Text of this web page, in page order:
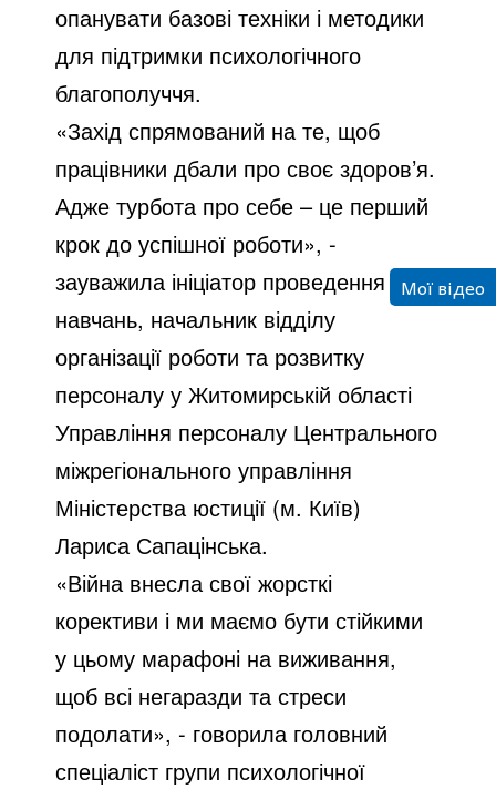
опанувати базові техніки і методики
для підтримки психологічного
благополуччя.
«Захід спрямований на те, щоб
працівники дбали про своє здоров’я.
Адже турбота про себе – це перший
крок до успішної роботи», -
зауважила ініціатор проведення
навчань, начальник відділу
організації роботи та розвитку
персоналу у Житомирській області
Управління персоналу Центрального
міжрегіонального управління
Міністерства юстиції (м. Київ)
Лариса Сапацінська.
«Війна внесла свої жорсткі
корективи і ми маємо бути стійкими
у цьому марафоні на виживання,
щоб всі негаразди та стреси
подолати», - говорила головний
спеціаліст групи психологічної
Мої відео